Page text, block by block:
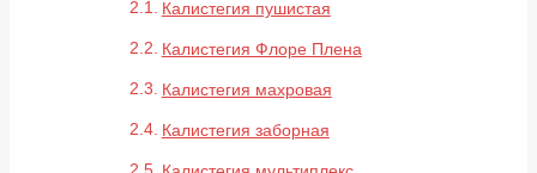
Калистегия пушистая
Калистегия Флоре Плена
Калистегия махровая
Калистегия заборная